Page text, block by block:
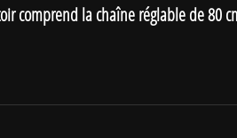
comprend la chaîne réglable de 80